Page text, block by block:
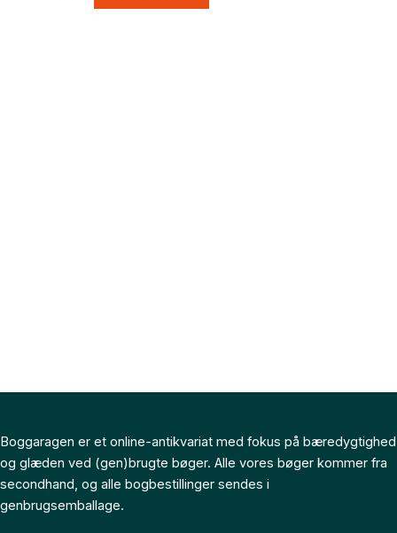
Boggaragen er et online-antikvariat med fokus på bæredygtighed
og glæden ved (gen)brugte bøger. Alle vores bøger kommer fra
secondhand, og alle bogbestillinger sendes i
genbrugsemballage.